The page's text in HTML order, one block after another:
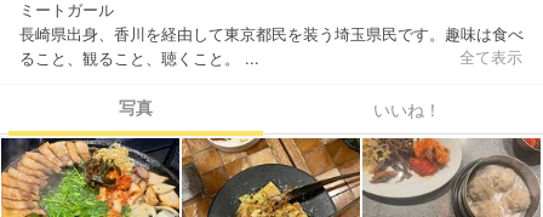
ミートガール
長崎県出身、香川を経由して東京都民を装う埼玉県民です。趣味は食べ
ること、観ること、聴くこと。 ...
全て表示
写真 いいね！